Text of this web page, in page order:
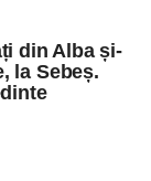
din Alba și-
la Sebeș.